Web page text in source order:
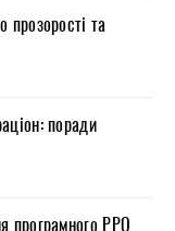
прозорості та
поради
програмного РРО